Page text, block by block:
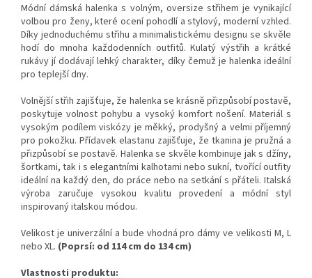
Módní dámská halenka s volným, oversize střihem je vynikající
volbou pro ženy, které ocení pohodlí a stylový, moderní vzhled.
Díky jednoduchému střihu a minimalistickému designu se skvěle
hodí do mnoha každodenních outfitů. Kulatý výstřih a krátké
rukávy jí dodávají lehký charakter, díky čemuž je halenka ideální
pro teplejší dny.
Volnější střih zajišťuje, že halenka se krásně přizpůsobí postavě,
poskytuje volnost pohybu a vysoký komfort nošení. Materiál s
vysokým podílem viskózy je měkký, prodyšný a velmi příjemný
pro pokožku. Přídavek elastanu zajišťuje, že tkanina je pružná a
přizpůsobí se postavě. Halenka se skvěle kombinuje jak s džíny,
šortkami, tak i s elegantními kalhotami nebo sukní, tvořící outfity
ideální na každý den, do práce nebo na setkání s přáteli. Italská
výroba zaručuje vysokou kvalitu provedení a módní styl
inspirovaný italskou módou.
Velikost je univerzální a bude vhodná pro dámy ve velikosti M, L
nebo XL. (Poprsí: od 114 cm do 134 cm)
Vlastnosti produktu: